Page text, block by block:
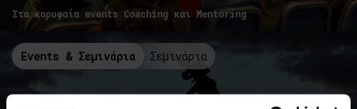
Στα κορυφαία events Coaching και Mentoring
Events & Σεμινάρια Σεμινάρια